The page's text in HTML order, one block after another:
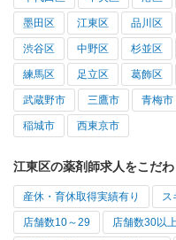
墨田区 江東区 品川区
渋谷区 中野区 杉並区
練馬区 足立区 葛飾区
武蔵野市 三鷹市 青梅市
稲城市 西東京市
江東区の薬剤師求人をこだ
産休・育休取得実績有り ス
店舗数10～29 店舗数30以